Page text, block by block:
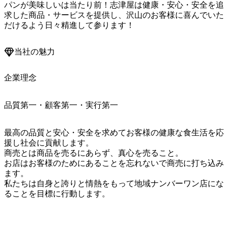
パンが美味しいは当たり前！志津屋は健康・安心・安全を追
求した商品・サービスを提供し、沢山のお客様に喜んでいた
だけるよう日々精進して参ります！
当社の魅力
企業理念
品質第一・顧客第一・実行第一
最高の品質と安心・安全を求めてお客様の健康な食生活を応
援し社会に貢献します。
商売とは商品を売るにあらず、真心を売ること。
お店はお客様のためにあることを忘れないで商売に打ち込み
ます。
私たちは自身と誇りと情熱をもって地域ナンバーワン店にな
ることを目標に行動します。